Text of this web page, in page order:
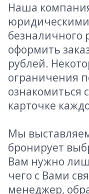
Наша
безналичного
оформить
рублей.
ограничения
ознакомиться
карточке
Мы
бронирует
Вам нужно
чего с Вами
менеджер,